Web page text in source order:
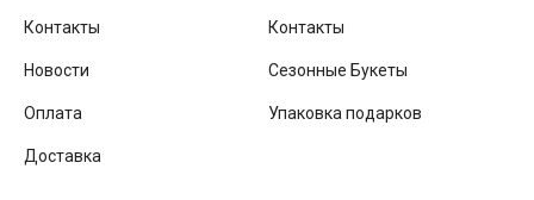
Контакты
Новости
Оплата
Доставка
Контакты
Сезонные Букеты
Упаковка подарков